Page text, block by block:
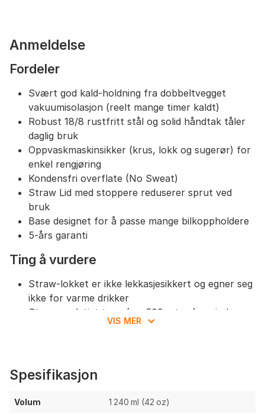
Anmeldelse
Fordeler
Svært god kald-holdning fra dobbeltvegget
vakuumisolasjon (reelt mange timer kaldt)
Robust 18/8 rustfritt stål og solid håndtak tåler
daglig bruk
Oppvaskmaskinsikker (krus, lokk og sugerør) for
enkel rengjøring
Kondensfri overflate (No Sweat)
Straw Lid med stoppere reduserer sprut ved
bruk
Base designet for å passe mange bilkoppholdere
5-års garanti
Ting å vurdere
Straw-lokket er ikke lekkasjesikkert og egner seg
ikke for varme drikker
Stor og relativt tung (ca. 500 g tom) – mindre
egnet for vektkritiske turer
Koppholder-passform kan variere mellom
bilmodeller
Pulverlakkert finish kan få merker/flassing ved
VIS MER
Spesifikasjon
Volum 1 240 ml (42 oz)